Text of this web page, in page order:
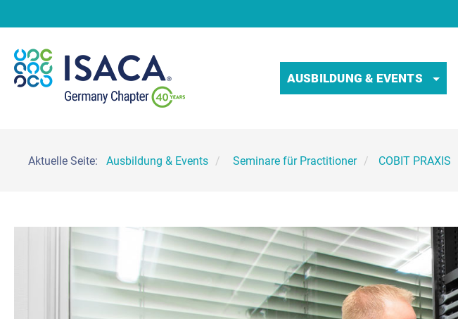
AUSBILDUNG & EVENTS
Aktuelle Seite: Ausbildung & Events Seminare für Practitioner COBIT PRAXIS